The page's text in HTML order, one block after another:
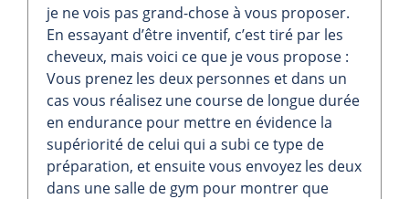
je ne vois pas grand-chose à vous proposer.
En essayant d’être inventif, c’est tiré par les
cheveux, mais voici ce que je vous propose :
Vous prenez les deux personnes et dans un
cas vous réalisez une course de longue durée
en endurance pour mettre en évidence la
supériorité de celui qui a subi ce type de
préparation, et ensuite vous envoyez les deux
dans une salle de gym pour montrer que